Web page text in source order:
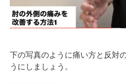
下の写真のように痛い方と反対
うにしましょう。